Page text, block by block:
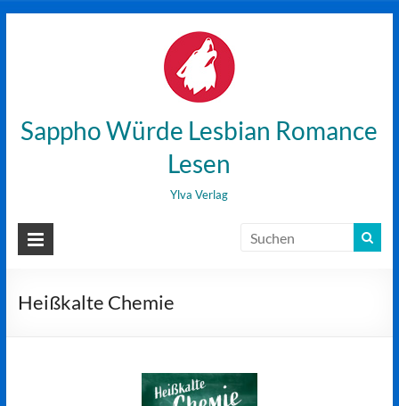
Sappho Würde Lesbian Romance
Lesen
Ylva Verlag
Heißkalte Chemie